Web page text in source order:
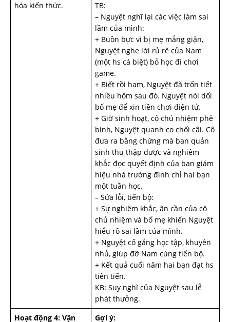
hóa kiến thức.
TB:
– Nguyệt nghĩ lại các việc làm sai
lầm của mình:
+ Buồn bực vì bị mẹ mắng giận,
Nguyệt nghe lời rủ rê của Nam
(một hs cá biệt) bỏ học đi chơi
game.
+ Biết rồi ham, Nguyệt đã trốn tiết
nhiều hôm sau đó. Nguyệt nói dối
bố mẹ để xin tiền chơi điện tử.
+ Giờ sinh hoạt, cô chủ nhiệm phê
bình, Nguyệt quanh co chối cãi. Cô
đưa ra bằng chứng mà ban quản
sinh thu thập được và nghiêm
khắc đọc quyết định của ban giám
hiệu nhà trường đình chỉ hai bạn
một tuần học.
– Sửa lỗi, tiến bộ:
+ Sự nghiêm khắc, ân cần của cô
chủ nhiệm và bố mẹ khiến Nguyệt
hiểu rõ sai lầm của mình.
+ Nguyệt cố gắng học tập, khuyên
nhủ, giúp đỡ Nam cùng tiến bộ.
+ Kết quả cuối năm hai bạn đạt hs
tiên tiến.
KB: Suy nghĩ của Nguyệt sau lễ
phát thưởng.
Hoạt động 4: Vận
Gợi ý: